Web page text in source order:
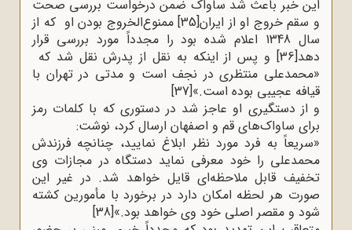
این خبر باعث شد ساواک ضمن درخواست بررسی صحت
و سقم خروج او از ایران[35]ممنوع‌الخروج بودن او که از
سال 1348 اعلام شده بود را مجدداً مورد بررسی قرار
دهد[36] و پس از اینکه به نقل از پدرش نقل شد که
«محمدعلی منتظری در نجف است و مدتی در تهران با
قیافه عجیبی بوده است.»[37]
و از دستگیری او عاجز شد در دستوری که با کلمات رمز
برای ساواک‌های قم و اصفهان ارسال کرد، نوشت:
»سریعاً به فرد مورد نظر ابلاغ نمایید، چنانچه فرزندش
محمدعلی را خود معرفی نماید دستگاه در مجازات وی
تخفیف قابل ملاحظه‌ای قایل خواهد شد. در غیر این
صورت هر لحظه امکان دارد در برخورد با مأمورین کشته
شود و مقصر اصلی خود وی خواهد بود.»[38]